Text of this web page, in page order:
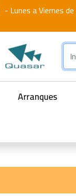
- Lunes a Viernes
Arranques